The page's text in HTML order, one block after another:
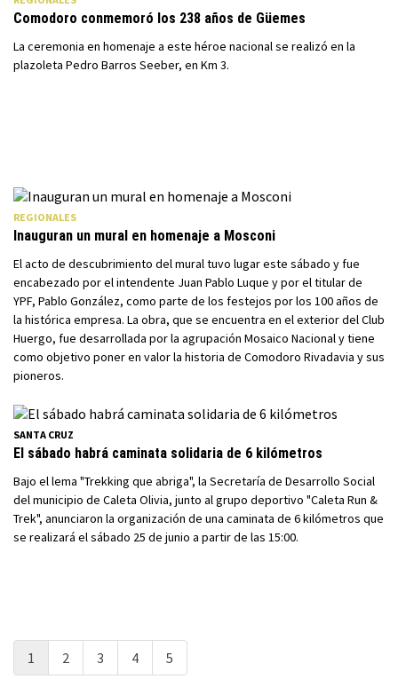
Comodoro conmemoró los 238 años de Güemes
La ceremonia en homenaje a este héroe nacional se realizó en la
plazoleta Pedro Barros Seeber, en Km 3.
REGIONALES
Inauguran un mural en homenaje a Mosconi
El acto de descubrimiento del mural tuvo lugar este sábado y fue
encabezado por el intendente Juan Pablo Luque y por el titular de
YPF, Pablo González, como parte de los festejos por los 100 años de
la histórica empresa. La obra, que se encuentra en el exterior del Club
Huergo, fue desarrollada por la agrupación Mosaico Nacional y tiene
como objetivo poner en valor la historia de Comodoro Rivadavia y sus
pioneros.
SANTA CRUZ
El sábado habrá caminata solidaria de 6 kilómetros
Bajo el lema "Trekking que abriga", la Secretaría de Desarrollo Social
del municipio de Caleta Olivia, junto al grupo deportivo "Caleta Run &
Trek", anunciaron la organización de una caminata de 6 kilómetros que
se realizará el sábado 25 de junio a partir de las 15:00.
1 2 3 4 5